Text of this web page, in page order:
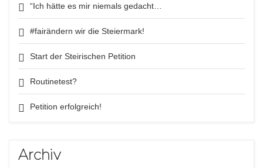
“Ich hätte es mir niemals gedacht…
#fairändern wir die Steiermark!
Start der Steirischen Petition
Routinetest?
Petition erfolgreich!
Archiv